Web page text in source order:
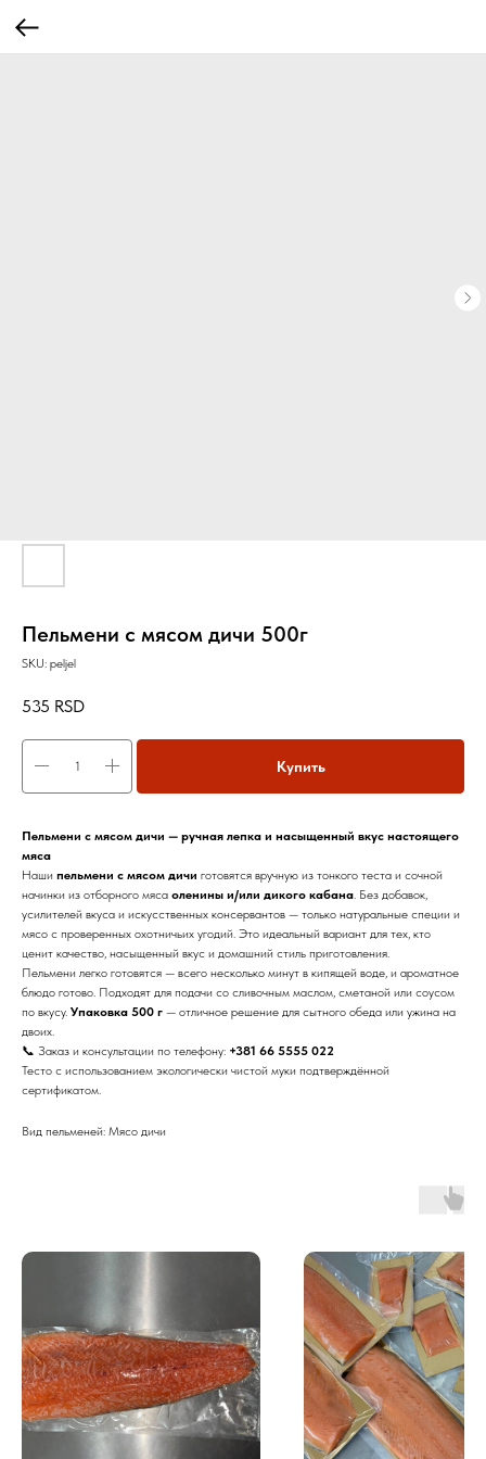
Пельмени с мясом дичи 500г
SKU: peljel
535 RSD
Купить
Пельмени с мясом дичи — ручная лепка и насыщенный вкус настоящего
мяса
Наши пельмени с мясом дичи готовятся вручную из тонкого теста и сочной
начинки из отборного мяса оленины и/или дикого кабана. Без добавок,
усилителей вкуса и искусственных консервантов — только натуральные специи и
мясо с проверенных охотничьих угодий. Это идеальный вариант для тех, кто
ценит качество, насыщенный вкус и домашний стиль приготовления.
Пельмени легко готовятся — всего несколько минут в кипящей воде, и ароматное
блюдо готово. Подходят для подачи со сливочным маслом, сметаной или соусом
по вкусу. Упаковка 500 г — отличное решение для сытного обеда или ужина на
двоих.
📞 Заказ и консультации по телефону: +381 66 5555 022
Тесто с использованием экологически чистой муки подтверждённой
сертификатом.
Вид пельменей: Мясо дичи